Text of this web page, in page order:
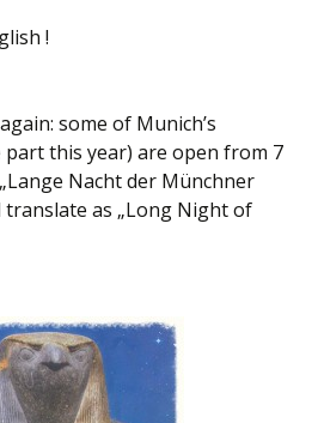
!
some of Munich’s
part this year) are open from 7
Nacht der Münchner
translate as „Long Night of